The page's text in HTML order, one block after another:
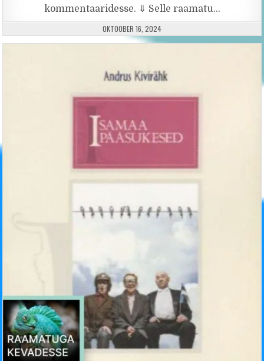
kommentaaridesse. ⇓ Selle raamatu…
PUBLISHED DATE:
OKTOOBER 16, 2024